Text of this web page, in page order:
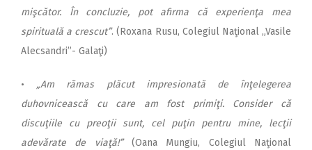
mişcător. În concluzie, pot afirma că experienţa mea
spirituală a crescut”. (Roxana Rusu, Colegiul Naţional „Vasile
Alecsandri”- Galaţi)
• „Am rămas plăcut impresionată de înţelegerea
duhovnicească cu care am fost primiţi. Consider că
discuţiile cu preoţii sunt, cel puţin pentru mine, lecţii
adevărate de viaţă!”(Oana Mungiu, Colegiul Naţional